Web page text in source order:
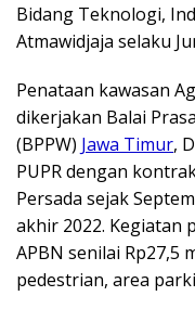
Bidang Teknologi,
Atmawidjaja selaku
Penataan kawasan
dikerjakan Balai
(BPPW) Jawa Timur,
PUPR dengan
Persada sejak
akhir 2022. Kegiatan
APBN senilai Rp27,5
pedestrian, area